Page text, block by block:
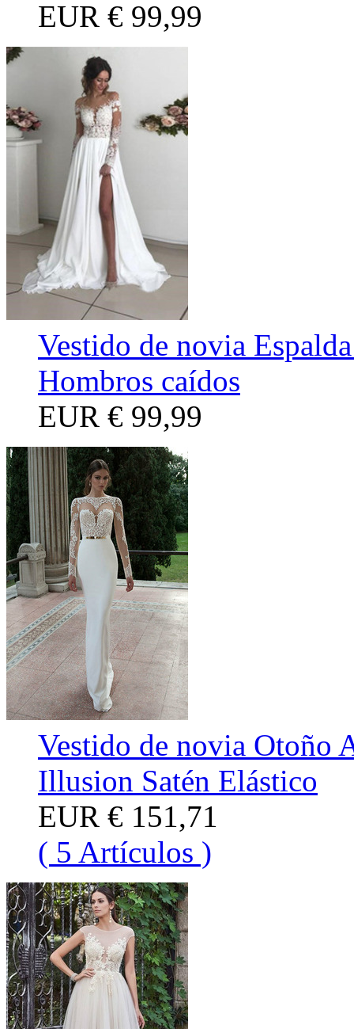
EUR € 99,99
Vestido de novia
Hombros caídos
EUR € 99,99
Vestido de novia Otoño
Illusion Satén Elástico
EUR € 151,71
( 5 Artículos )